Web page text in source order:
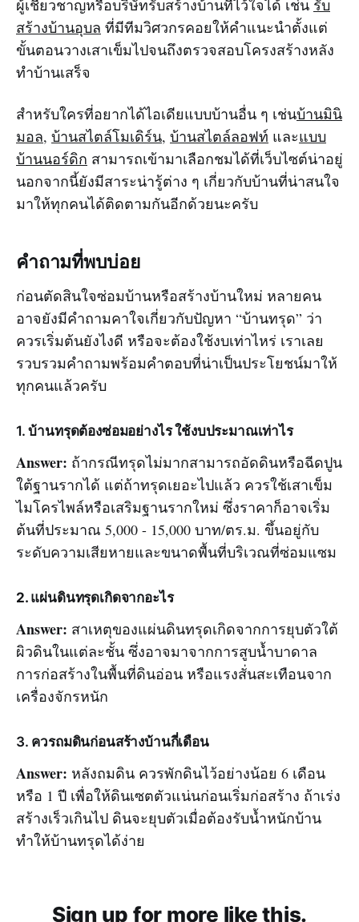
ผู้เชี่ยวชาญหรือบริษัทรับสร้างบ้านที่ไว้ใจได้ เช่น รับ
สร้างบ้านอุบล ที่มีทีมวิศวกรคอยให้คำแนะนำตั้งแต่
ขั้นตอนวางเสาเข็มไปจนถึงตรวจสอบโครงสร้างหลัง
ทำบ้านเสร็จ
สำหรับใครที่อยากได้ไอเดียแบบบ้านอื่น ๆ เช่นบ้านมินิ
มอล, บ้านสไตล์โมเดิร์น, บ้านสไตล์ลอฟท์ และแบบ
บ้านนอร์ดิก สามารถเข้ามาเลือกชมได้ที่เว็บไซต์น่าอยู่
นอกจากนี้ยังมีสาระน่ารู้ต่าง ๆ เกี่ยวกับบ้านที่น่าสนใจ
มาให้ทุกคนได้ติดตามกันอีกด้วยนะครับ
คำถามที่พบบ่อย
ก่อนตัดสินใจซ่อมบ้านหรือสร้างบ้านใหม่ หลายคน
อาจยังมีคำถามคาใจเกี่ยวกับปัญหา “บ้านทรุด” ว่า
ควรเริ่มต้นยังไงดี หรือจะต้องใช้งบเท่าไหร่ เราเลย
รวบรวมคำถามพร้อมคำตอบที่น่าเป็นประโยชน์มาให้
ทุกคนแล้วครับ
1. บ้านทรุดต้องซ่อมอย่างไร ใช้งบประมาณเท่าไร
Answer: ถ้ากรณีทรุดไม่มากสามารถอัดดินหรือฉีดปูน
ใต้ฐานรากได้ แต่ถ้าทรุดเยอะไปแล้ว ควรใช้เสาเข็ม
ไมโครไพล์หรือเสริมฐานรากใหม่ ซึ่งราคาก็อาจเริ่ม
ต้นที่ประมาณ 5,000 - 15,000 บาท/ตร.ม. ขึ้นอยู่กับ
ระดับความเสียหายและขนาดพื้นที่บริเวณที่ซ่อมแซม
2. แผ่นดินทรุดเกิดจากอะไร
Answer: สาเหตุของแผ่นดินทรุดเกิดจากการยุบตัวใต้
ผิวดินในแต่ละชั้น ซึ่งอาจมาจากการสูบน้ำบาดาล
การก่อสร้างในพื้นที่ดินอ่อน หรือแรงสั่นสะเทือนจาก
เครื่องจักรหนัก
3. ควรถมดินก่อนสร้างบ้านกี่เดือน
Answer: หลังถมดิน ควรพักดินไว้อย่างน้อย 6 เดือน
หรือ 1 ปี เพื่อให้ดินเซตตัวแน่นก่อนเริ่มก่อสร้าง ถ้าเร่ง
สร้างเร็วเกินไป ดินจะยุบตัวเมื่อต้องรับน้ำหนักบ้าน
ทำให้บ้านทรุดได้ง่าย
Sign up for more like this.